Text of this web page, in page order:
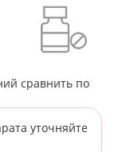
сравнить по
уточняйте